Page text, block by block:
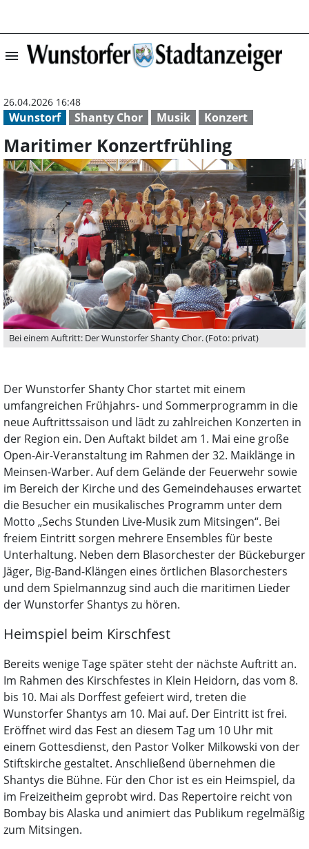
menu Maritimer
Wunstorf Shanty Chor Musik Konzert
26.04.2026 16:48
Maritimer Konzertfrühling
Bei einem Auftritt: Der Wunstorfer Shanty Chor. (Foto: privat)
Der Wunstorfer Shanty Chor startet mit einem
umfangreichen Frühjahrs- und Sommerprogramm in die
neue Auftrittssaison und lädt zu zahlreichen Konzerten in
der Region ein. Den Auftakt bildet am 1. Mai eine große
Open-Air-Veranstaltung im Rahmen der 32. Maiklänge in
Meinsen-Warber. Auf dem Gelände der Feuerwehr sowie
im Bereich der Kirche und des Gemeindehauses erwartet
die Besucher ein musikalisches Programm unter dem
Motto „Sechs Stunden Live-Musik zum Mitsingen“. Bei
freiem Eintritt sorgen mehrere Ensembles für beste
Unterhaltung. Neben dem Blasorchester der Bückeburger
Jäger, Big-Band-Klängen eines örtlichen Blasorchesters
und dem Spielmannzug sind auch die maritimen Lieder
der Wunstorfer Shantys zu hören.
Heimspiel beim Kirschfest
Bereits wenige Tage später steht der nächste Auftritt an.
Im Rahmen des Kirschfestes in Klein Heidorn, das vom 8.
bis 10. Mai als Dorffest gefeiert wird, treten die
Wunstorfer Shantys am 10. Mai auf. Der Eintritt ist frei.
Eröffnet wird das Fest an diesem Tag um 10 Uhr mit
einem Gottesdienst, den Pastor Volker Milkowski von der
Stiftskirche gestaltet. Anschließend übernehmen die
Shantys die Bühne. Für den Chor ist es ein Heimspiel, da
im Freizeitheim geprobt wird. Das Repertoire reicht von
Bombay bis Alaska und animiert das Publikum regelmäßig
zum Mitsingen.